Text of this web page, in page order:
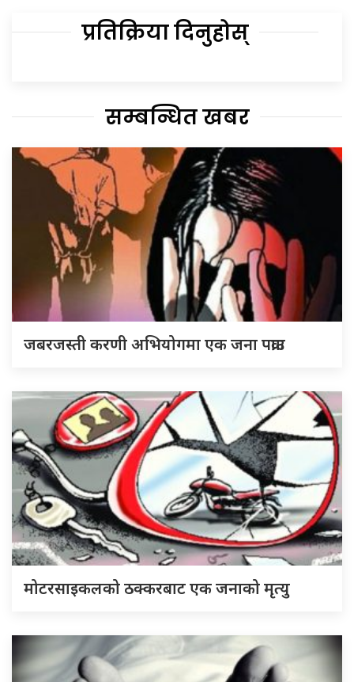
प्रतिक्रिया दिनुहोस्
सम्बन्धित खबर
जबरजस्ती करणी अभियोगमा एक जना पक्राउ
मोटरसाइकलको ठक्करबाट एक जनाको मृत्यु